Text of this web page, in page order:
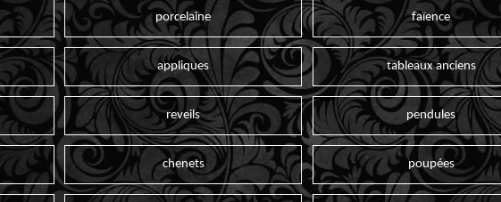
porcelaine faïence
appliques tableaux anciens
reveils pendules
chenets poupées